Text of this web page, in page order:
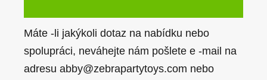
Máte -li jakýkoli dotaz na nabídku nebo
spolupráci, neváhejte nám pošlete e -mail na
adresu abby@zebrapartytoys.com nebo